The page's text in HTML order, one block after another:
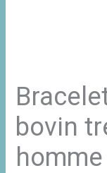
bovin
homme